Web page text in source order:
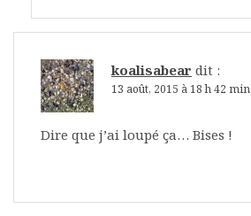
koalisabear dit :
13 août, 2015 à 18 h 42 min
Dire que j’ai loupé ça… Bises !